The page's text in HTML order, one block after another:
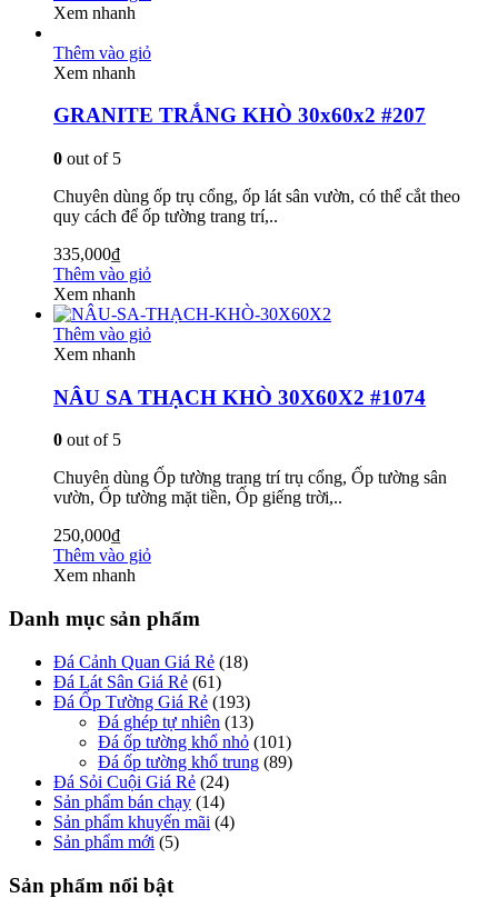
Xem nhanh
Thêm vào giỏ
Xem nhanh
GRANITE TRẮNG KHÒ 30x60x2 #207
0 out of 5
Chuyên dùng ốp trụ cổng, ốp lát sân vườn, có thể cắt theo
quy cách để ốp tường trang trí,..
335,000₫
Thêm vào giỏ
Xem nhanh
Thêm vào giỏ
Xem nhanh
NÂU SA THẠCH KHÒ 30X60X2 #1074
0 out of 5
Chuyên dùng Ốp tường trang trí trụ cổng, Ốp tường sân
vườn, Ốp tường mặt tiền, Ốp giếng trời,..
250,000₫
Thêm vào giỏ
Xem nhanh
Danh mục sản phẩm
Đá Cảnh Quan Giá Rẻ (18)
Đá Lát Sân Giá Rẻ (61)
Đá Ốp Tường Giá Rẻ (193)
Đá ghép tự nhiên (13)
Đá ốp tường khổ nhỏ (101)
Đá ốp tường khổ trung (89)
Đá Sỏi Cuội Giá Rẻ (24)
Sản phẩm bán chạy (14)
Sản phẩm khuyến mãi (4)
Sản phẩm mới (5)
Sản phẩm nổi bật